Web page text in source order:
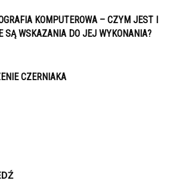
KOMPUTEROWA – CZYM JEST I
SĄ WSKAZANIA DO JEJ WYKONANIA?
CZERNIAKA